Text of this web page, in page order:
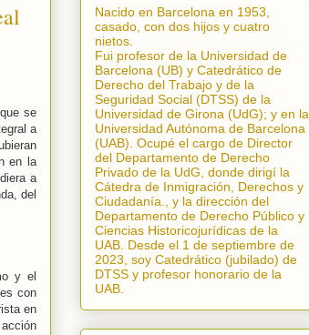
se
a
en la
a
del
y el
con
en
Nacido en Barcelona en 1953,
casado, con dos hijos y cuatro
nietos.
Fui profesor de la Universidad de
Barcelona (UB) y Catedrático de
Derecho del Trabajo y de la
Seguridad Social (DTSS) de la
Universidad de Girona (UdG); y en la
Universidad Autónoma de Barcelona
(UAB). Ocupé el cargo de Director
del Departamento de Derecho
Privado de la UdG, donde dirigí la
Cátedra de Inmigración, Derechos y
Ciudadanía.
, y la dirección del
Departamento de Derecho Público y
Ciencias Historicojurídicas de la
UAB. Desde el 1 de septiembre de
2023, soy Catedrático (jubilado) de
DTSS y profesor honorario de la
UAB.